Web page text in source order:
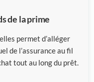
de la prime
permet d’alléger
de l’assurance au fil
tout au long du prêt.